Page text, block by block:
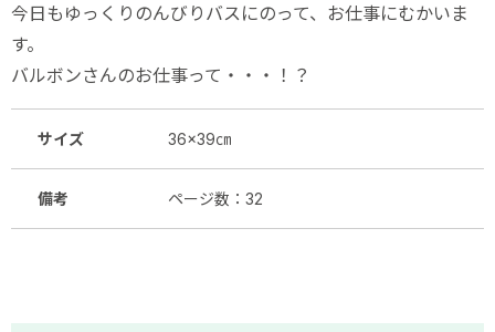
今日もゆっくりのんびりバスにのって、お仕事にむかいま
す。
バルボンさんのお仕事って・・・！？
サイズ 36×39㎝
備考 ページ数：32